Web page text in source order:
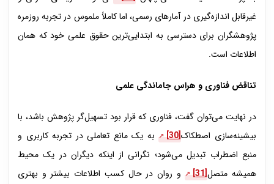
غیرقابل ‌اندازه‌گیری در آمارهای رسمی، اما کاملاً ملموس در تجربه روزمره
پژوهشگران برای دسترسی به ابتدایی‌ترین حقوق علمی خود که همان
اطلاعات است.
تناقض فناوری و هراس جاماندگی علمی
در نهایت می‌توان گفت، فناوری که قرار بود تسهیل‌گر پژوهش باشد، با
بیشینه‌سازی اصطکاک[30]
به یک مانع تعاملی در تجربه کاربری و
منبع اضطراب تبدیل می‌شود؛ نگرانی از اینکه دیگران در یک محیط
همیشه متصل[31]
و روان در حال کسب اطلاعات بیشتر و بهتری